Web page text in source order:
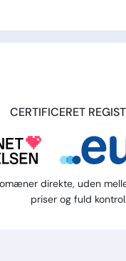
CERTIFICERET
direkte, uden
priser og fuld kontrol.